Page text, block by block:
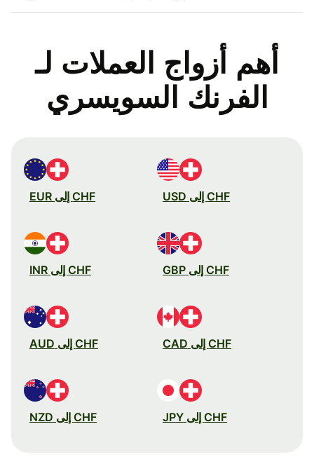
أهم أزواج العملات لـ
الفرنك السويسري
CHF إلى USD CHF إلى EUR
CHF إلى GBP CHF إلى INR
CHF إلى CAD CHF إلى AUD
CHF إلى JPY CHF إلى NZD